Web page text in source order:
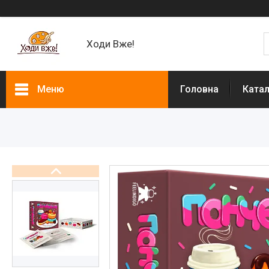
Ходи Вже!
Меню Головна